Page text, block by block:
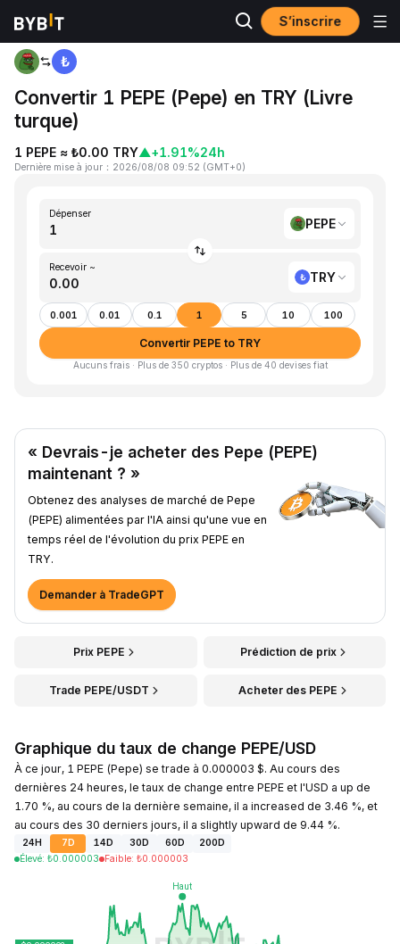
S’inscrire
Accueil
Convertir 1 PEPE (Pepe) en TRY (Livre
turque)
1 PEPE ≈ ₺0.00 TRY▲+1.91%24h
Dernière mise à jour ： 2026/08/08 09:52 (GMT+0)
Dépenser
PEPE
Recevoir ~
TRY
0.001 0.01 0.1 1 5 10 100
Convertir PEPE to TRY
Aucuns frais · Plus de 350 cryptos · Plus de 40 devises fiat
« Devrais-je acheter des Pepe (PEPE)
maintenant ? »
Obtenez des analyses de marché de Pepe
(PEPE) alimentées par l'IA ainsi qu'une vue en
temps réel de l'évolution du prix PEPE en
TRY.
Demander à TradeGPT
Prix PEPE Prédiction de prix
Trade PEPE/USDT Acheter des PEPE
Graphique du taux de change PEPE/USD
À ce jour, 1 PEPE (Pepe) se trade à 0.000003 $. Au cours des
dernières 24 heures, le taux de change entre PEPE et l'USD a up de
1.70 %, au cours de la dernière semaine, il a increased de 3.46 %, et
au cours des 30 derniers jours, il a slightly upward de 9.44 %.
24H 7D 14D 30D 60D
200D
Élevé: ₺0.000003 Faible: ₺0.000003